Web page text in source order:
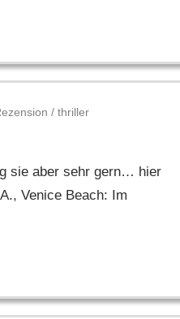
/thriller
sie aber sehr gern… hier
Venice Beach: Im